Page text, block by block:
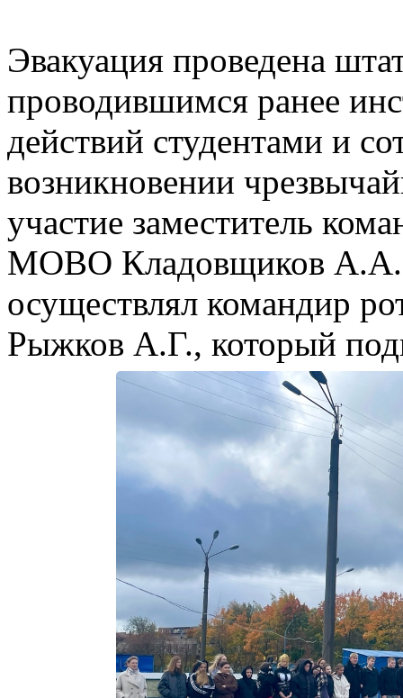
Эвакуация проведена
проводившимся ранее
действий студентами и
возникновении
участие заместитель
МОВО Кладовщиков А.А.
осуществлял командир
Рыжков А.Г., который